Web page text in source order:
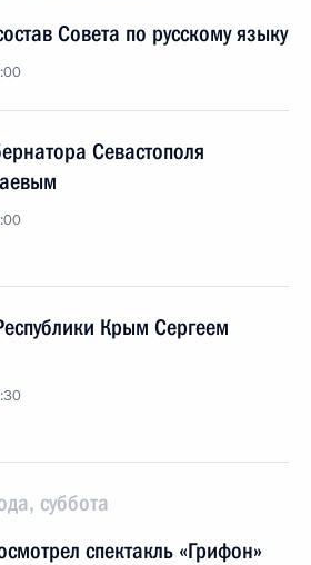
Совета по русскому языку
Севастополя
Крым Сергеем
суббота
спектакль «Грифон»